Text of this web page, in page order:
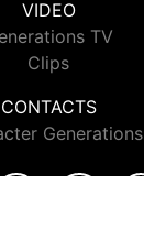
VIDEO
TV
Clips
CONTACTS
Generations